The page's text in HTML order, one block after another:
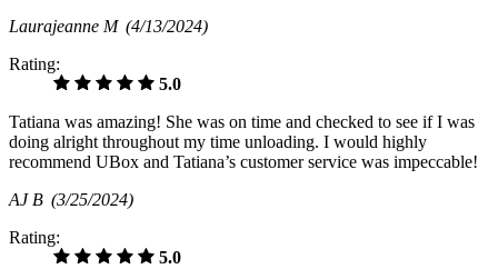
Laurajeanne M (4/13/2024)
Rating:
5.0
Tatiana was amazing! She was on time and checked to see if I was
doing alright throughout my time unloading. I would highly
recommend UBox and Tatiana’s customer service was impeccable!
AJ B (3/25/2024)
Rating:
5.0